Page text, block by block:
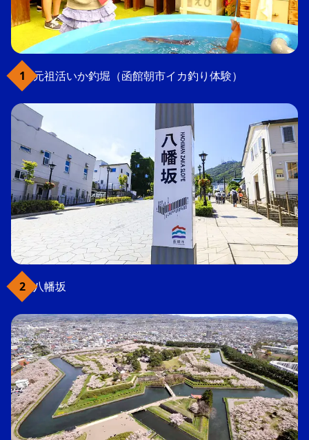
元祖活いか釣堀（函館朝市イカ釣り体験）
八幡坂